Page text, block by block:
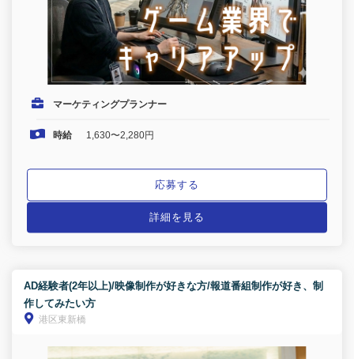
マーケティングプランナー
時給 1,630〜2,280円
応募する
詳細を見る
AD経験者(2年以上)/映像制作が好きな方/報道番組制作が好き、制
作してみたい方
港区東新橋